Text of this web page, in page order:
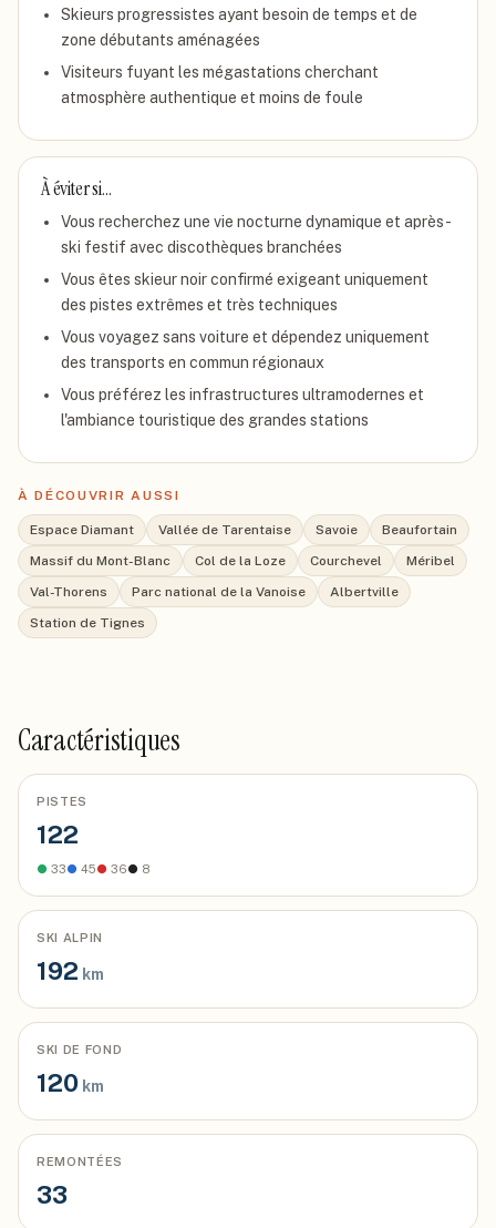
Skieurs progressistes ayant besoin de temps et de
zone débutants aménagées
Visiteurs fuyant les mégastations cherchant
atmosphère authentique et moins de foule
À éviter si…
Vous recherchez une vie nocturne dynamique et après-
ski festif avec discothèques branchées
Vous êtes skieur noir confirmé exigeant uniquement
des pistes extrêmes et très techniques
Vous voyagez sans voiture et dépendez uniquement
des transports en commun régionaux
Vous préférez les infrastructures ultramodernes et
l'ambiance touristique des grandes stations
À DÉCOUVRIR AUSSI
Espace Diamant Vallée de Tarentaise Savoie
Beaufortain
Massif du Mont-Blanc
Col de la Loze Courchevel
Méribel
Val-Thorens
Parc national de la Vanoise
Albertville
Station de Tignes
Caractéristiques
PISTES
122
● 33● 45● 36● 8
SKI ALPIN
192 km
SKI DE FOND
120 km
REMONTÉES
33